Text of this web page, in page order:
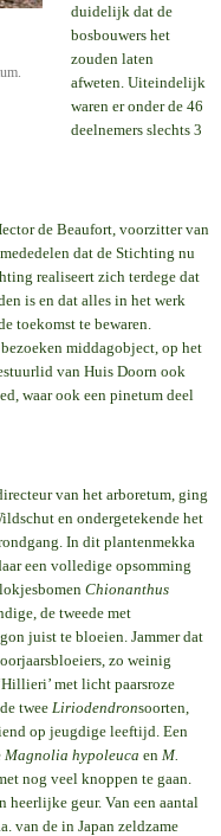
duidelijk dat de
bosbouwers het
zouden laten
afweten. Uiteindelijk
waren er onder de 46
deelnemers slechts 3
de Beaufort, voorzitter van
dat de Stichting nu
realiseert zich terdege dat
is en dat alles in het werk
toekomst te bewaren.
middagobject, op het
van Huis Doorn ook
waar ook een pinetum deel
van het arboretum, ging
en ondergetekende het
In dit plantenmekka
een volledige opsomming
Chionanthus
de tweede met
juist te bloeien. Jammer dat
zo weinig
met licht paarsroze
twee Liriodendronsoorten,
op jeugdige leeftijd. Een
Magnolia hypoleuca en M.
nog veel knoppen te gaan.
heerlijke geur. Van een aantal
van de in Japan zeldzame